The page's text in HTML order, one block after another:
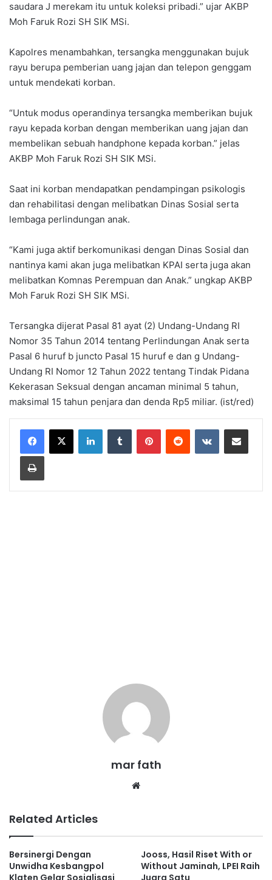
saudara J merekam itu untuk koleksi pribadi.” ujar AKBP
Moh Faruk Rozi SH SIK MSi.
Kapolres menambahkan, tersangka menggunakan bujuk
rayu berupa pemberian uang jajan dan telepon genggam
untuk mendekati korban.
“Untuk modus operandinya tersangka memberikan bujuk
rayu kepada korban dengan memberikan uang jajan dan
membelikan sebuah handphone kepada korban.” jelas
AKBP Moh Faruk Rozi SH SIK MSi.
Saat ini korban mendapatkan pendampingan psikologis
dan rehabilitasi dengan melibatkan Dinas Sosial serta
lembaga perlindungan anak.
“Kami juga aktif berkomunikasi dengan Dinas Sosial dan
nantinya kami akan juga melibatkan KPAI serta juga akan
melibatkan Komnas Perempuan dan Anak.” ungkap AKBP
Moh Faruk Rozi SH SIK MSi.
Tersangka dijerat Pasal 81 ayat (2) Undang-Undang RI
Nomor 35 Tahun 2014 tentang Perlindungan Anak serta
Pasal 6 huruf b juncto Pasal 15 huruf e dan g Undang-
Undang RI Nomor 12 Tahun 2022 tentang Tindak Pidana
Kekerasan Seksual dengan ancaman minimal 5 tahun,
maksimal 15 tahun penjara dan denda Rp5 miliar. (ist/red)
mar fath
Related Articles
Bersinergi Dengan
Unwidha Kesbangpol
Jooss, Hasil Riset With or
Without Jaminah, LPEI Raih